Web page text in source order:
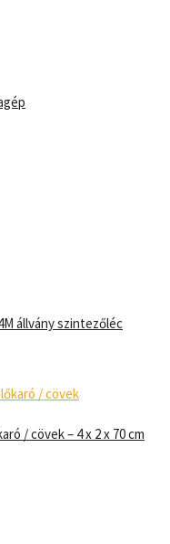
állvány szintezőléc
/ cövek – 4 x 2 x 70 cm